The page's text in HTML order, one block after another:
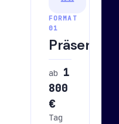
FORMAT
01
Präsenz
ab
1
800
€
Tag